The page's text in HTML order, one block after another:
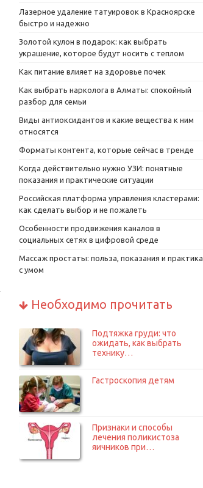
Лазерное удаление татуировок в Красноярске
быстро и надежно
Золотой кулон в подарок: как выбрать
украшение, которое будут носить с теплом
Как питание влияет на здоровье почек
Как выбрать нарколога в Алматы: спокойный
разбор для семьи
Виды антиоксидантов и какие вещества к ним
относятся
Форматы контента, которые сейчас в тренде
Когда действительно нужно УЗИ: понятные
показания и практические ситуации
Российская платформа управления кластерами:
как сделать выбор и не пожалеть
Особенности продвижения каналов в
социальных сетях в цифровой среде
Массаж простаты: польза, показания и практика
с умом
Необходимо прочитать
Подтяжка груди: что
ожидать, как выбрать
технику…
Гастроскопия детям
Признаки и способы
лечения поликистоза
яичников при…